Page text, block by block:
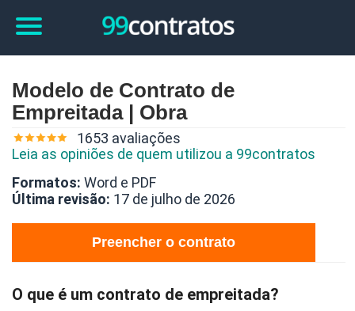
Modelo de Contrato de
Empreitada | Obra
1653 avaliações
Leia as opiniões de quem utilizou a 99contratos
Formatos: Word e PDF
Última revisão: 17 de julho de 2026
Preencher o contrato
O que é um contrato de empreitada?